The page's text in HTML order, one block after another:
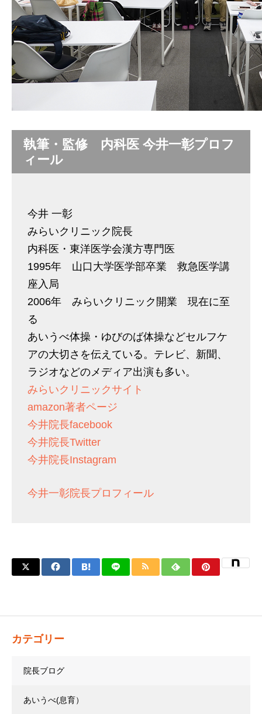
執筆・監修 内科医 今井一彰プロフ
ィール
今井 一彰
みらいクリニック院長
内科医・東洋医学会漢方専門医
1995年 山口大学医学部卒業 救急医学講
座入局
2006年 みらいクリニック開業 現在に至
る
あいうべ体操・ゆびのば体操などセルフケ
アの大切さを伝えている。テレビ、新聞、
ラジオなどのメディア出演も多い。
みらいクリニックサイト
amazon著者ページ
今井院長facebook
今井院長Twitter
今井院長Instagram
今井一彰院長プロフィール
カテゴリー
院長ブログ
あいうべ(息育）